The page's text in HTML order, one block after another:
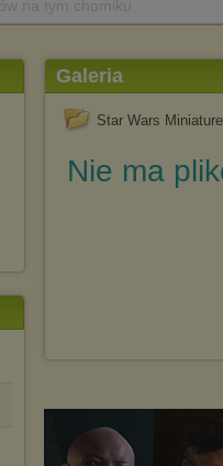
Galeria
Star Wars
Nie ma